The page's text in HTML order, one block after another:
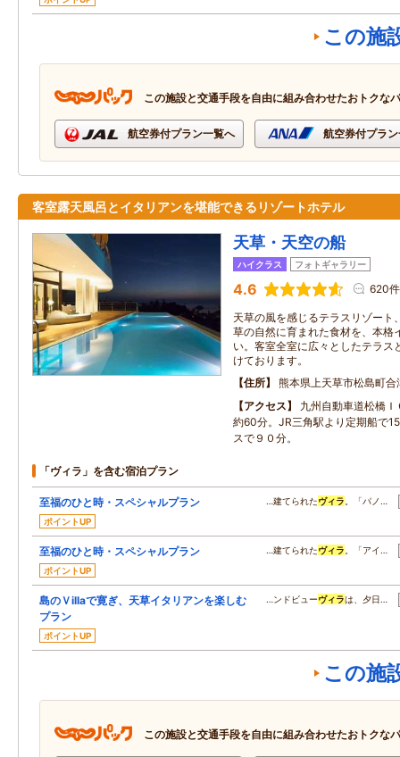
この施
この施設と交通手段を自由に組み合わせたおトクな
航空券付プラン一覧へ 航空券付プラ
客室露天風呂とイタリアンを堪能できるリゾートホテル
天草・天空の船
ハイクラス フォトギャラリー
4.6 620件
天草の風を感じるテラスリゾート
草の自然に育まれた食材を、本格
い。客室全室に広々としたテラス
けております。
住所
熊本県上天草市松島町合
アクセス
九州自動車道松橋
約60分。JR三角駅より定期船で
スで９０分。
「ヴィラ」を含む宿泊プラン
至福のひと時・スペシャルプラン
ポイントUP
…建てられたヴィラ 。「パノ…
至福のひと時・スペシャルプラン
ポイントUP
…建てられたヴィラ 。「アイ…
島のＶillaで寛ぎ、天草イタリアンを楽しむ
プラン
ポイントUP
…ンドビューヴィラは、夕日…
この施
この施設と交通手段を自由に組み合わせたおトクな